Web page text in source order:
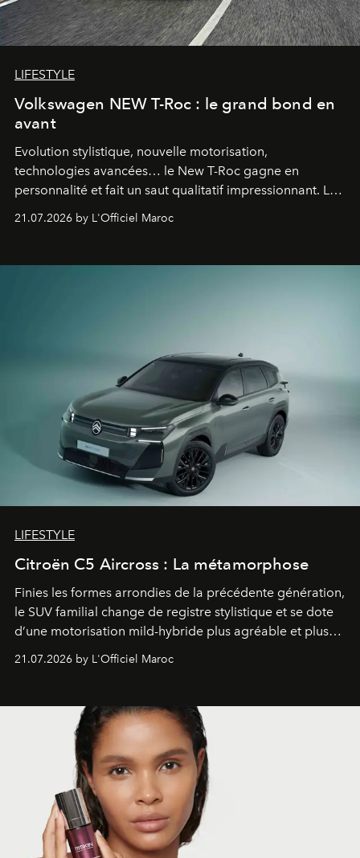
LIFESTYLE
Volkswagen NEW T-Roc : le grand bond en
avant
Evolution stylistique, nouvelle motorisation,
technologies avancées… le New T-Roc gagne en
personnalité et fait un saut qualitatif impressionnant. Le
constructeur allemand a revu en profondeur son SUV
fétiche pour le rendre plus premium. Et le pari semble
21.07.2026 by L'Officiel Maroc
LIFESTYLE
Citroën C5 Aircross : La métamorphose
Finies les formes arrondies de la précédente génération,
le SUV familial change de registre stylistique et se dote
d’une motorisation mild-hybride plus agréable et plus
économe. à n’en pas douter, le nouveau C5 Aircross a
gagné en maturité.
21.07.2026 by L'Officiel Maroc